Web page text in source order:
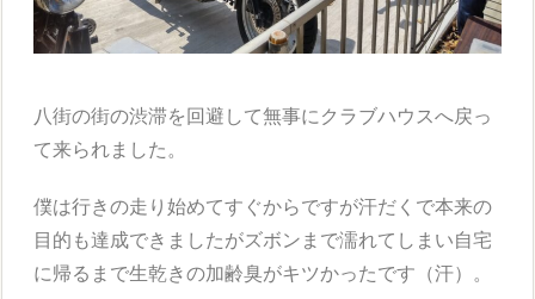
八街の街の渋滞を回避して無事にクラブハウスへ戻っ
て来られました。
僕は行きの走り始めてすぐからですが汗だくで本来の
目的も達成できましたがズボンまで濡れてしまい自宅
に帰るまで生乾きの加齢臭がキツかったです（汗）。